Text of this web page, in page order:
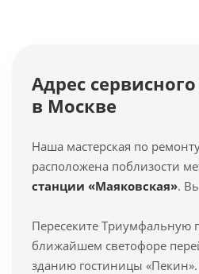
Адрес
в Москве
Наша мастерская по
расположена поблизости
станции «Маяковская».
Пересеките Триумфальную
ближайшем светофоре
зданию гостиницы